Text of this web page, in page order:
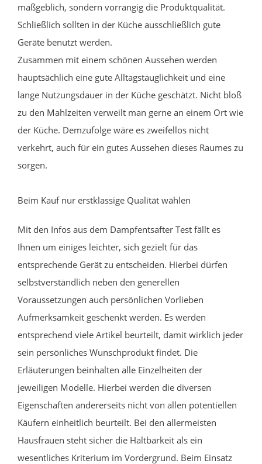
maßgeblich, sondern vorrangig die Produktqualität.
Schließlich sollten in der Küche ausschließlich gute
Geräte benutzt werden.
Zusammen mit einem schönen Aussehen werden
hauptsächlich eine gute Alltagstauglichkeit und eine
lange Nutzungsdauer in der Küche geschätzt. Nicht bloß
zu den Mahlzeiten verweilt man gerne an einem Ort wie
der Küche. Demzufolge wäre es zweifellos nicht
verkehrt, auch für ein gutes Aussehen dieses Raumes zu
sorgen.
Beim Kauf nur erstklassige Qualität wählen
Mit den Infos aus dem Dampfentsafter Test fällt es
Ihnen um einiges leichter, sich gezielt für das
entsprechende Gerät zu entscheiden. Hierbei dürfen
selbstverständlich neben den generellen
Voraussetzungen auch persönlichen Vorlieben
Aufmerksamkeit geschenkt werden. Es werden
entsprechend viele Artikel beurteilt, damit wirklich jeder
sein persönliches Wunschprodukt findet. Die
Erläuterungen beinhalten alle Einzelheiten der
jeweiligen Modelle. Hierbei werden die diversen
Eigenschaften andererseits nicht von allen potentiellen
Käufern einheitlich beurteilt. Bei den allermeisten
Hausfrauen steht sicher die Haltbarkeit als ein
wesentliches Kriterium im Vordergrund. Beim Einsatz